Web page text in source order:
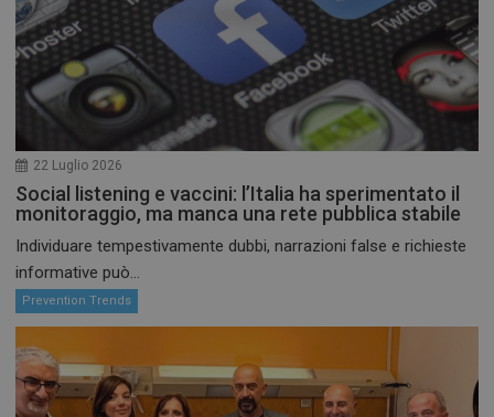
22 Luglio 2026
Social listening e vaccini: l’Italia ha sperimentato il
monitoraggio, ma manca una rete pubblica stabile
Individuare tempestivamente dubbi, narrazioni false e richieste
informative può...
Prevention Trends